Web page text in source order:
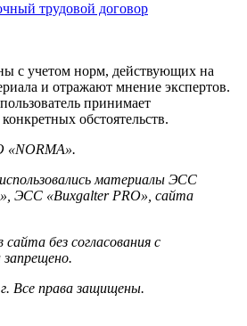
трудовой договор
с учетом норм, действующих на
и отражают мнение экспертов.
принимает
обстоятельств.
материалы ЭСС
ЭСС «Buxgalter PRO», сайта
без согласования с
запрещено.
Все права защищены.